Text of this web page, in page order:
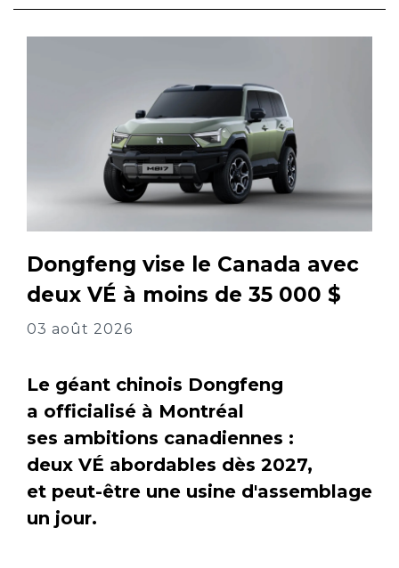
Dongfeng vise le Canada avec
deux VÉ à moins de 35 000 $
03 août 2026
Le géant chinois Dongfeng
a officialisé à Montréal
ses ambitions canadiennes :
deux VÉ abordables dès 2027,
et peut-être une usine d'assemblage
un jour.